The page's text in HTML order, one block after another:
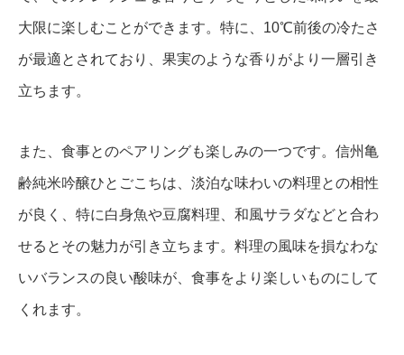
大限に楽しむことができます。特に、10℃前後の冷たさ
が最適とされており、果実のような香りがより一層引き
立ちます。
また、食事とのペアリングも楽しみの一つです。信州亀
齢純米吟醸ひとごこちは、淡泊な味わいの料理との相性
が良く、特に白身魚や豆腐料理、和風サラダなどと合わ
せるとその魅力が引き立ちます。料理の風味を損なわな
いバランスの良い酸味が、食事をより楽しいものにして
くれます。